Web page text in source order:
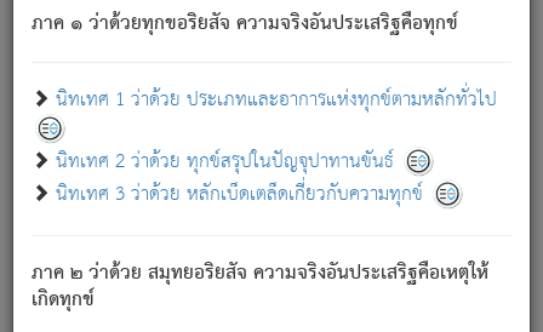
ภาค ๑ ว่าด้วยทุกขอริยสัจ ความจริงอันประเสริฐคือทุกข์
นิทเทศ 1 ว่าด้วย ประเภทและอาการแห่งทุกข์ตามหลักทั่วไป
นิทเทศ 2 ว่าด้วย ทุกข์สรุปในปัญจุปาทานขันธ์
นิทเทศ 3 ว่าด้วย หลักเบ็ดเตล็ดเกี่ยวกับความทุกข์
ภาค ๒ ว่าด้วย สมุทยอริยสัจ ความจริงอันประเสริฐคือเหตุให้
เกิดทุกข์
ภพ ว่ามีได้เพราะวิภพ[2]: เรากล่าวว่า สมณะหรือพราหมณ์ทั้ง
ปวงนั้น ก็ยังสลัดภพออกไปไม่ได้.
ก็ทุกข์นี้มีขึ้น เพราะอาศัยซึ่งอุปธิทั้งปวง.
เพราะความสิ้นไปแห่งอุปาทานทั้งปวง ความเกิดขึ้นแห่ง
ทุกข์จึงไม่มี.
ท่านจงดูโลกนี้เถิด (จะเห็นว่า) สัตว์ทั้งหลายอันอวิชาหนา
แน่นบังหนาแล้ว; และว่า สัตว์ผู้ยินดีในภพอันเป็นแล้วนั้น ย่อม
อันเป็นไปในที่หรือเวลาทั้งปวง[3]เพื่อความมีแห่งประโยชน์โดย
ประการทั้งปวง; ภพทั้งหลายทั้งหมดนั้น ไม่เที่ยง เป็นทุกข์ มี
ความแปรปรวนเป็นธรรมดา.